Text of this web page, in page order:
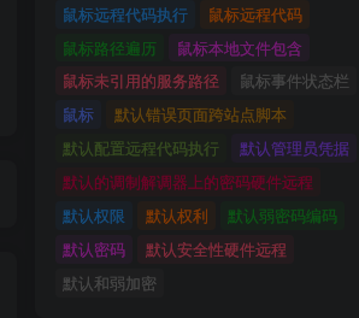
鼠标远程代码执行
鼠标远程代码
鼠标路径遍历
鼠标本地文件包含
鼠标未引用的服务路径
鼠标事件状态栏
鼠标
默认错误页面跨站点脚本
默认配置远程代码执行
默认管理员凭据
默认的调制解调器上的密码硬件远程
默认权限
默认权利
默认弱密码编码
默认密码
默认安全性硬件远程
默认和弱加密